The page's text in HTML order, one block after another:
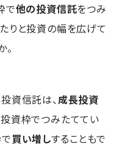
で他の投資信託をつみ
りと投資の幅を広げて
資信託は、成長投資
資枠でつみたててい
買い増しすることもで